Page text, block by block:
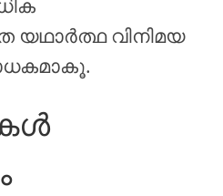
യഥാർത്ഥ വിനിമയ